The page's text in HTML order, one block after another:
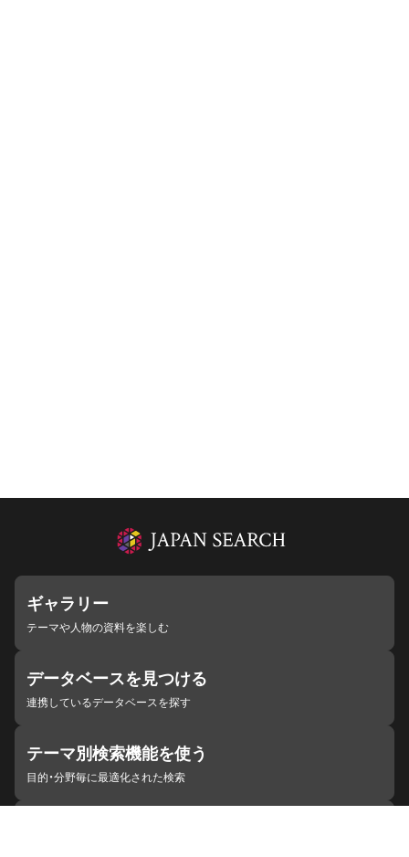
ギャラリー
テーマや人物の資料を楽しむ
データベースを見つける
連携しているデータベースを探す
テーマ別検索機能を使う
目的・分野毎に最適化された検索